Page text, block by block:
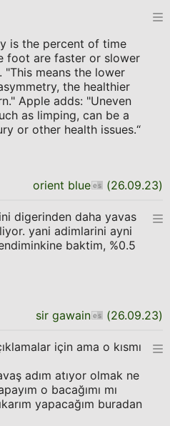
is the percent of time
foot are faster or slower
means the lower
the healthier
Apple adds: "Uneven
as limping, can be a
or other health issues.“
orient blue (26.09.23)
digerinden daha yavas
yani adimlarini ayni
baktim, %0.5
sir gawain (26.09.23)
için ama o kısmı
adım atıyor olmak ne
o bacağımı mı
yapacağım buradan